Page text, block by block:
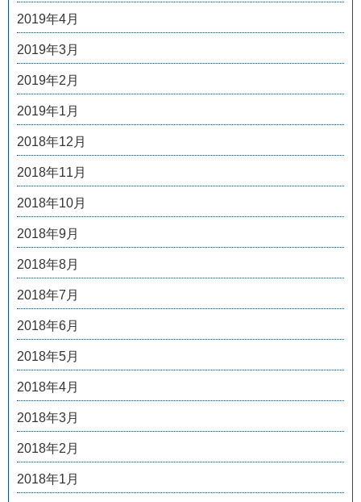
2019年4月
2019年3月
2019年2月
2019年1月
2018年12月
2018年11月
2018年10月
2018年9月
2018年8月
2018年7月
2018年6月
2018年5月
2018年4月
2018年3月
2018年2月
2018年1月